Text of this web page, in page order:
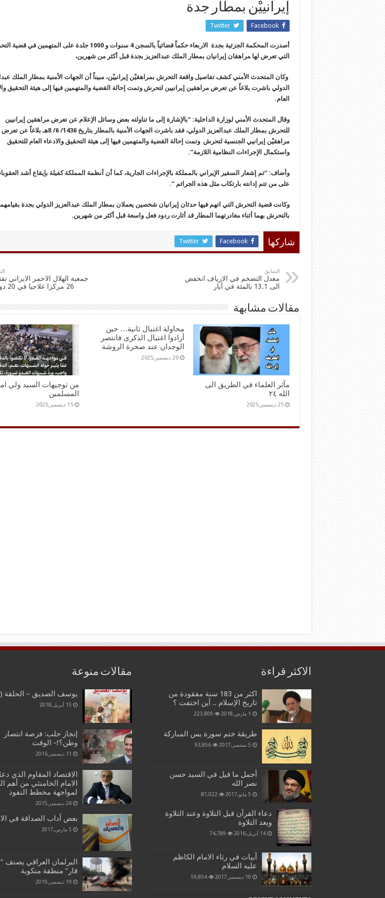
إيرانييْن بمطار جدة
Facebook
Twitter
أصدرت المحكمة الجزئية بجدة الاربعاء حكماً قضائياً بالسجن 4 سنوات و 1000 جلدة على المتهمين في
التي تعرض لها مراهقان إيرانيان بمطار الملك عبدالعزيز بجدة قبل أكثر من شهرين،
وكان المتحدث الأمني كشف تفاصيل واقعة التحرش بمراهقيْن إيرانييْن، مبيناً أن الجهات الأمنية بمطار الملك
الدولي باشرت بلاغاً عن تعرض مراهقين إيرانيين لتحرش وتمت إحالة القضية والمتهمين فيها إلى هيئة التحقيق
العام.
وقال المتحدث الأمني لوزارة الداخلية: “بالإشارة إلى ما تناولته بعض وسائل الإعلام عن تعرض مراهقين إيرانيين
للتحرش بمطار الملك عبدالعزيز الدولي، فقد باشرت الجهات الأمنية بالمطار بتاريخ 1436/ 6/ 8هـ بلاغاً عن تعرض
مراهقيْن إيرانيي الجنسية لتحرش وتمت إحالة القضية والمتهمين فيها إلى هيئة التحقيق والادعاء العام للتحقيق
واستكمال الإجراءات النظامية اللازمة”.
وأضاف: “تم إشعار السفير الإيراني بالمملكة بالإجراءات الجارية، كما أن أنظمة المملكة كفيلة بإيقاع أشد
على من تتم إدانته بارتكاب مثل هذه الجرائم “.
وكانت قضية التحرش التي اتهم فيها حدثان إيرانيان شخصين يعملان بمطار الملك عبدالعزيز الدولي بجدة
بالتحرش بهما أثناء مغادرتهما المطار قد أثارت ردود فعل واسعة قبل أكثر من شهرين.
شاركها Facebook
Twitter
السابق
معدل التضخم في الارياف انخفض
الى 13.1 بالمئة في أيار
جمعية الهلال الاحمر الايراني
26 مركزا علاجيا في 20 دولة
مقالات مشابهة
مآثر العلماء في الطريق الى
الله ٢٤
25 ديسمبر,2025
محاولة اغتيال ثانية… حين
أرادوا اغتيال الذكرى فانتصر
الوجدان عند صخرة الروشة
20 ديسمبر,2025
من توجيهات السيد ولي
المسلمين
15 ديسمبر,2025
الاكثر قراءة
اكثر من 183 سنة مفقودة من
تاريخ الإسلام .. أين اختفت ؟
1 مارس,2018 223,809
طريقة ختم سورة يس المباركة
5 سبتمبر,2017 93,856
أجمل ما قيل في السيد حسن
نصر الله
5 مايو,2017 87,022
دعاء القرآن قبل التلاوة وعند التلاوة
وبعد التلاوة
14 أبريل,2016 74,789
أبيات في رثاء الامام الكاظم
عليه السلام
10 ديسمبر,2017 59,854
مقالات منوعة
يوسف الصديق – الحلقة (13)
15 أبريل,2018
إنجاز حلب: فرصة انتصار
وطن؟!- الوقت
11 ديسمبر,2016
الاقتصاد المقاوم الذي
الامام الخامنئي من أهم
لمواجهة مخطط النفوذ
26 ديسمبر,2015
بعض أداب الصداقة في
5 مارس,2017
البرلمان العراقي يصنف
قار” منطقة منكوبة
19 ديسمبر,2019